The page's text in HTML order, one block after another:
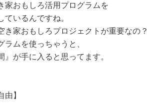
家おもしろ活用プログラムを
ているんですね。
き家おもしろプロジェクトが重要なの？
ラムを使っちゃうと、
』が手に入ると思ってます。
由】